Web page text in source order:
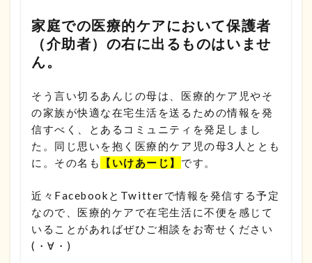
家庭での医療的ケアにおいて保護者
（介助者）の右に出るものはいませ
ん。
そう言い切るあんじの母は、医療的ケア児やそ
の家族が快適な在宅生活を送るための情報を発
信すべく、とあるコミュニティを発足しまし
た。同じ思いを抱く医療的ケア児の母3人ととも
に。その名も
【いけあーじ】 です。
近々FacebookとTwitterで情報を発信する予定
なので、医療的ケアで在宅生活に不便を感じて
いることがあればぜひご相談をお寄せください
(・∀・)